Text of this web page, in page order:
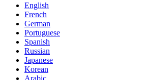
English
French
German
Portuguese
Spanish
Russian
Japanese
Korean
Arabic